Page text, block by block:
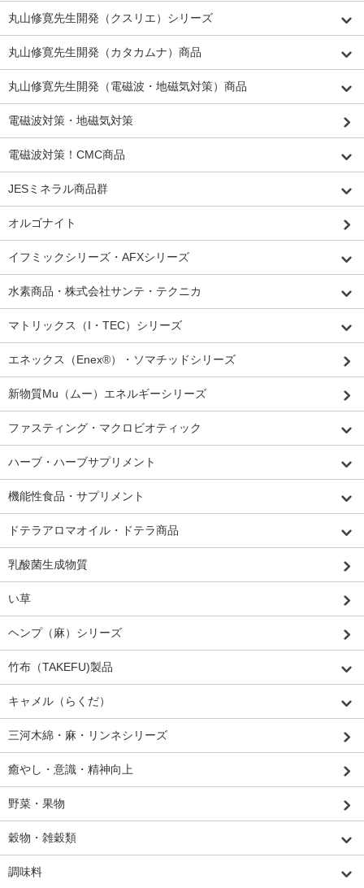
丸山修寛先生開発（クスリエ）シリーズ
丸山修寛先生開発（カタカムナ）商品
丸山修寛先生開発（電磁波・地磁気対策）商品
電磁波対策・地磁気対策
電磁波対策！CMC商品
JESミネラル商品群
オルゴナイト
イフミックシリーズ・AFXシリーズ
水素商品・株式会社サンテ・テクニカ
マトリックス（I・TEC）シリーズ
エネックス（Enex®）・ソマチッドシリーズ
新物質Mu（ムー）エネルギーシリーズ
ファスティング・マクロビオティック
ハーブ・ハーブサプリメント
機能性食品・サプリメント
ドテラアロマオイル・ドテラ商品
乳酸菌生成物質
い草
ヘンプ（麻）シリーズ
竹布（TAKEFU)製品
キャメル（らくだ）
三河木綿・麻・リンネシリーズ
癒やし・意識・精神向上
野菜・果物
穀物・雑穀類
調味料